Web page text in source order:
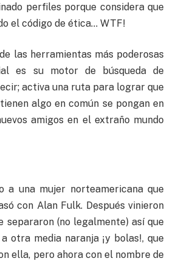
perfiles porque considera que
el código de ética… WTF!
las herramientas más poderosas
es su motor de búsqueda de
activa una ruta para lograr que
algo en común se pongan en
amigos en el extraño mundo
a una mujer norteamericana que
con Alan Fulk. Después vinieron
separaron (no legalmente) así que
otra media naranja ¡y bolas!, que
ella, pero ahora con el nombre de